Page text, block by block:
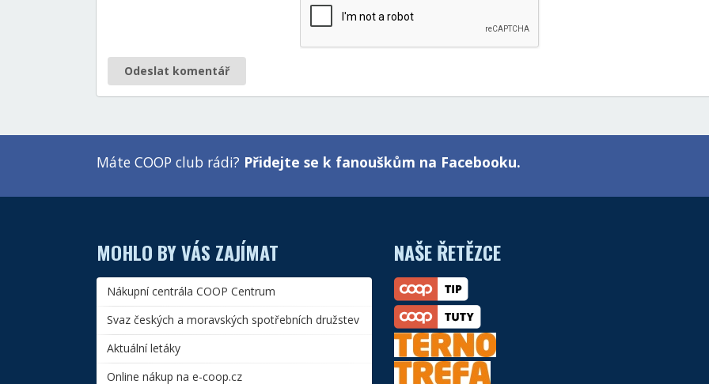
Odeslat komentář
Máte COOP club rádi? Přidejte se k fanouškům na Facebooku.
MOHLO BY VÁS ZAJÍMAT
Nákupní centrála COOP Centrum
Svaz českých a moravských spotřebních družstev
Aktuální letáky
Online nákup na e-coop.cz
NAŠE ŘETĚZCE